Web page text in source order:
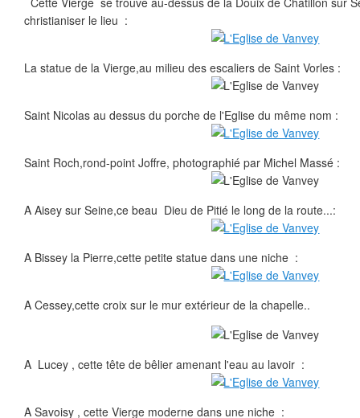
christianiser le lieu :
La statue de la Vierge,au milieu des escaliers de Saint Vorles :
Saint Nicolas au dessus du porche de l'Eglise du même nom :
Saint Roch,rond-point Joffre, photographié par Michel Massé :
A Aisey sur Seine,ce beau Dieu de Pitié le long de la route...:
A Bissey la Pierre,cette petite statue dans une niche :
A Cessey,cette croix sur le mur extérieur de la chapelle..
A Lucey , cette tête de bêlier amenant l'eau au lavoir :
A Savoisy , cette Vierge moderne dans une niche :